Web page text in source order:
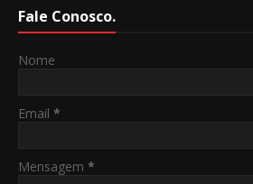
Fale Conosco.
Nome
Email *
Mensagem *